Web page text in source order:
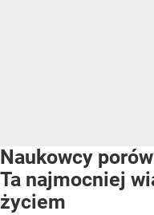
Naukowcy
Ta najmocniej
życiem